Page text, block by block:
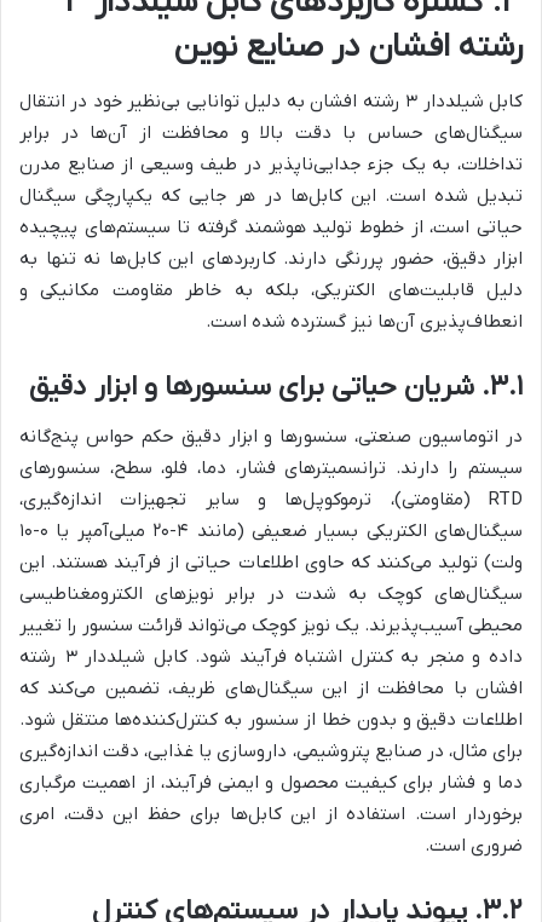
رشته افشان در صنایع نوین
کابل شیلددار ۳ رشته افشان به دلیل توانایی بی‌نظیر خود در انتقال
سیگنال‌های حساس با دقت بالا و محافظت از آن‌ها در برابر
تداخلات، به یک جزء جدایی‌ناپذیر در طیف وسیعی از صنایع مدرن
تبدیل شده است. این کابل‌ها در هر جایی که یکپارچگی سیگنال
حیاتی است، از خطوط تولید هوشمند گرفته تا سیستم‌های پیچیده
ابزار دقیق، حضور پررنگی دارند. کاربردهای این کابل‌ها نه تنها به
دلیل قابلیت‌های الکتریکی، بلکه به خاطر مقاومت مکانیکی و
انعطاف‌پذیری آن‌ها نیز گسترده شده است.
۳.۱. شریان حیاتی برای سنسورها و ابزار دقیق
در اتوماسیون صنعتی، سنسورها و ابزار دقیق حکم حواس پنج‌گانه
سیستم را دارند. ترانسمیترهای فشار، دما، فلو، سطح، سنسورهای
RTD (مقاومتی)، ترموکوپل‌ها و سایر تجهیزات اندازه‌گیری،
سیگنال‌های الکتریکی بسیار ضعیفی (مانند ۴-۲۰ میلی‌آمپر یا ۰-۱۰
ولت) تولید می‌کنند که حاوی اطلاعات حیاتی از فرآیند هستند. این
سیگنال‌های کوچک به شدت در برابر نویزهای الکترومغناطیسی
محیطی آسیب‌پذیرند. یک نویز کوچک می‌تواند قرائت سنسور را تغییر
داده و منجر به کنترل اشتباه فرآیند شود. کابل شیلددار ۳ رشته
افشان با محافظت از این سیگنال‌های ظریف، تضمین می‌کند که
اطلاعات دقیق و بدون خطا از سنسور به کنترل‌کننده‌ها منتقل شود.
برای مثال، در صنایع پتروشیمی، داروسازی یا غذایی، دقت اندازه‌گیری
دما و فشار برای کیفیت محصول و ایمنی فرآیند، از اهمیت مرگباری
برخوردار است. استفاده از این کابل‌ها برای حفظ این دقت، امری
ضروری است.
۳.۲. پیوند پایدار در سیستم‌های کنترل